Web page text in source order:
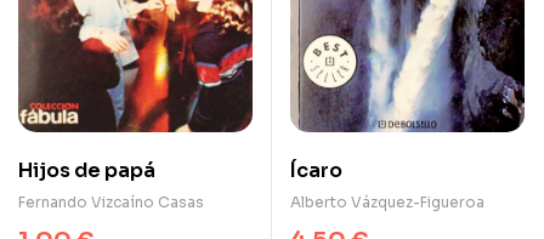
Hijos de papá
Fernando Vizcaíno Casas
Ícaro
Alberto Vázquez-Figueroa